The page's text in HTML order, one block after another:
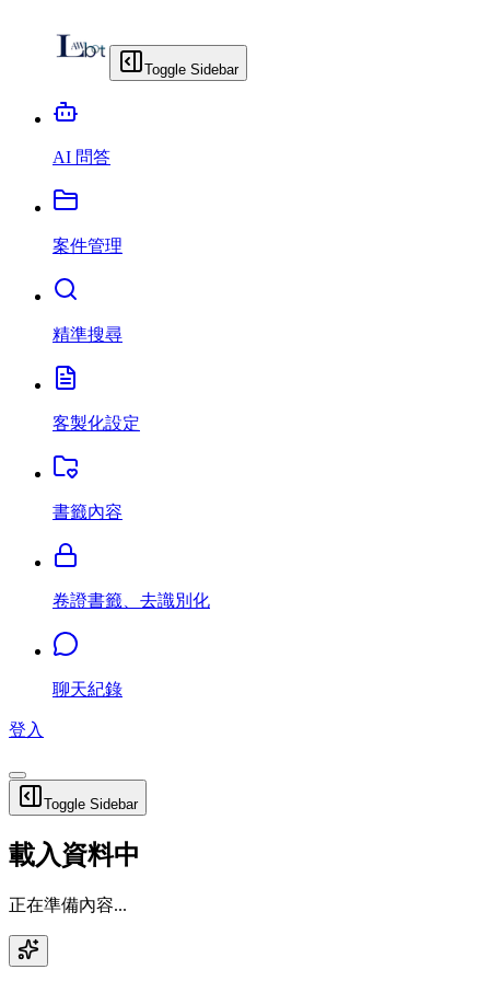
Toggle Sidebar
AI 問答
案件管理
精準搜尋
客製化設定
書籤內容
卷證書籤、去識別化
聊天紀錄
登入
Toggle Sidebar
載入資料中
正在準備內容...